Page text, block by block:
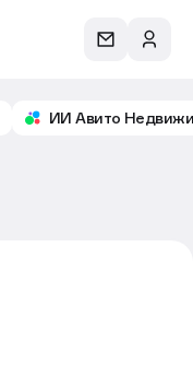
ИИ Авито